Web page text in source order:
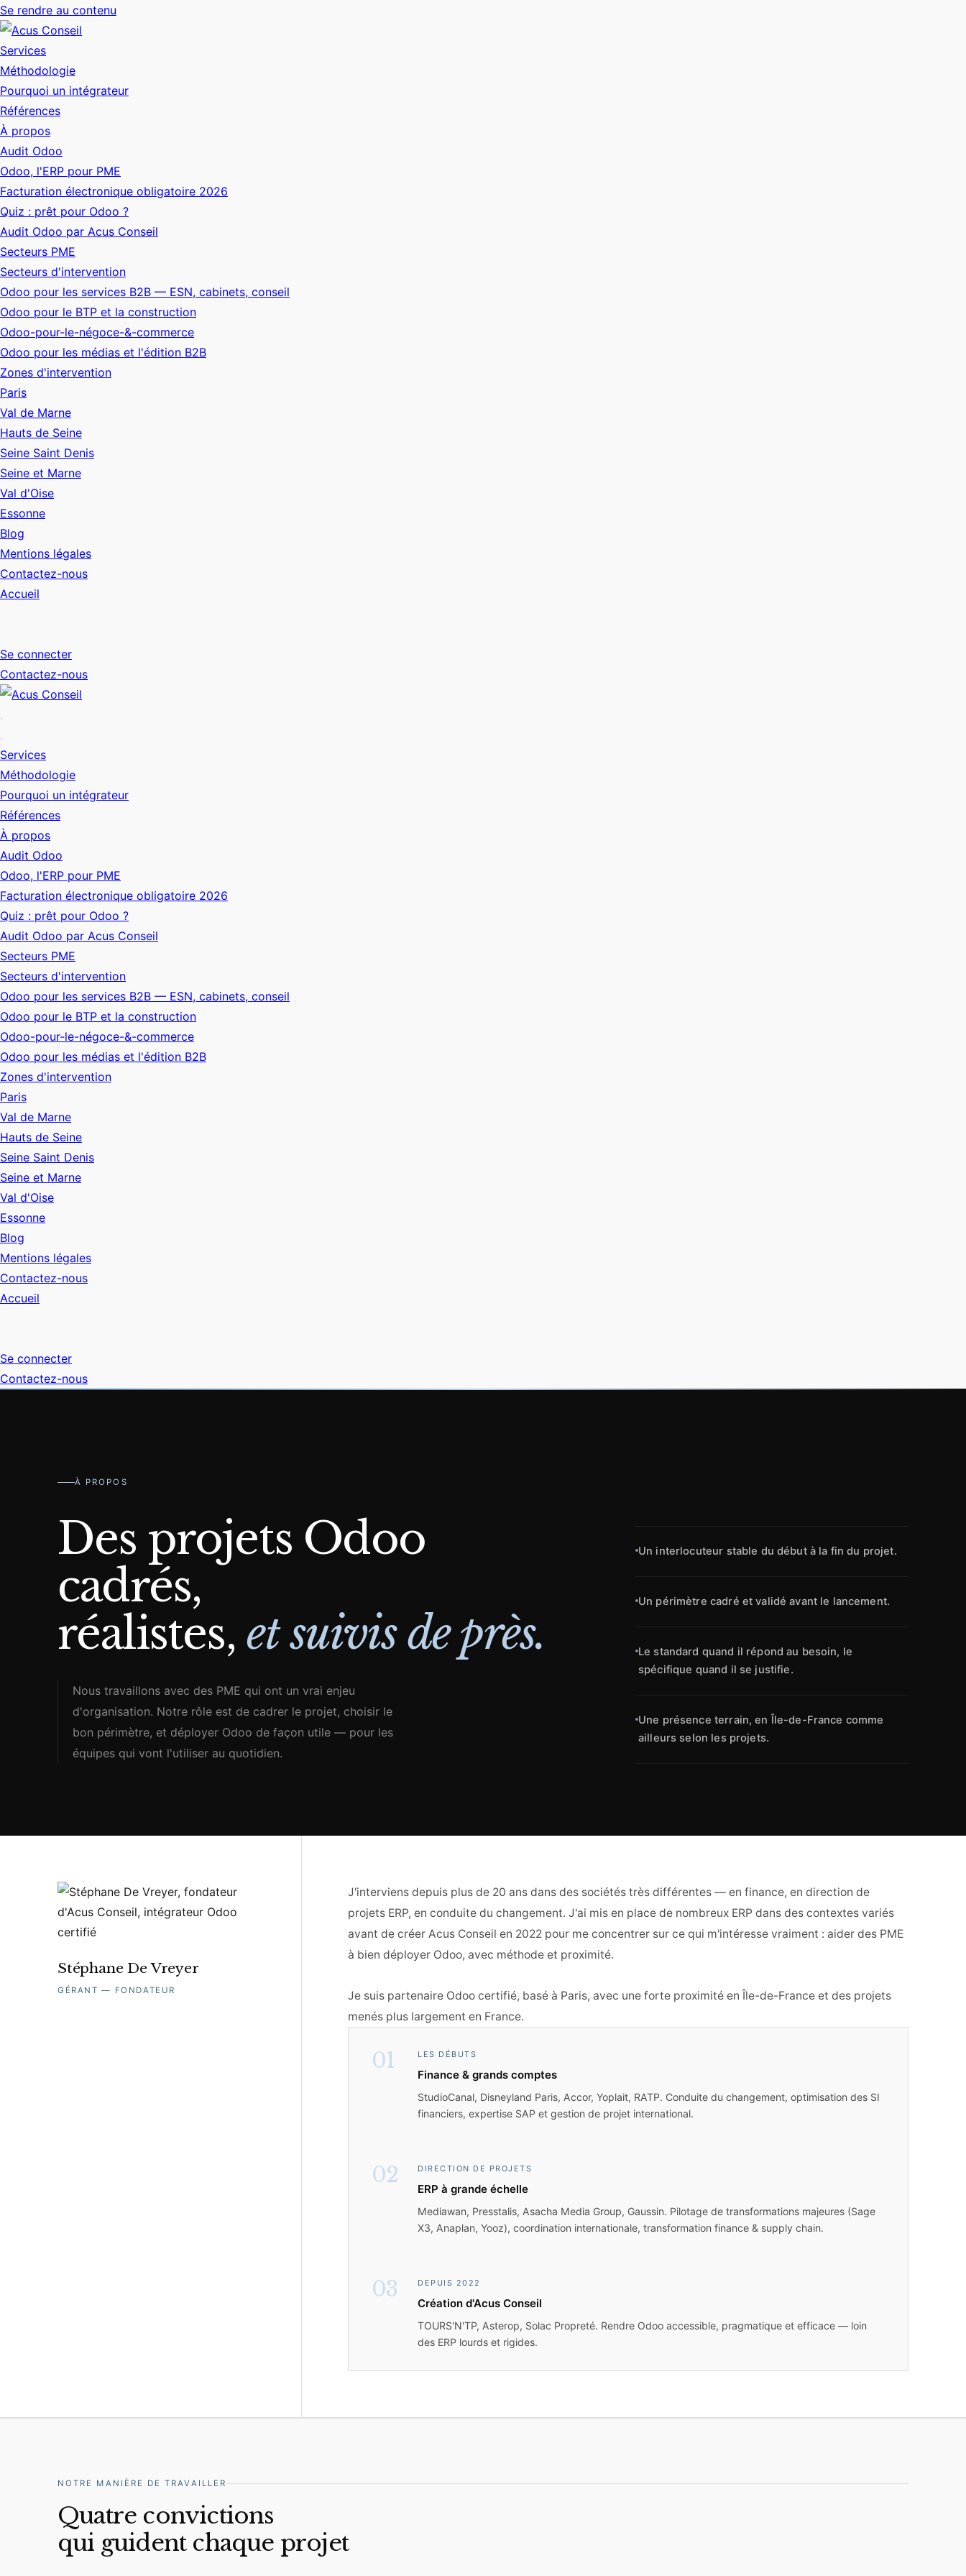
Se rendre au contenu
Services
Méthodologie
Pourquoi un intégrateur
Références
À propos
Audit Odoo
Odoo, l'ERP pour PME
Facturation électronique obligatoire 2026
Quiz : prêt pour Odoo ?
Audit Odoo par Acus Conseil
Secteurs PME
Secteurs d'intervention
Odoo pour les services B2B — ESN, cabinets, conseil
Odoo pour le BTP et la construction
Odoo-pour-le-négoce-&-commerce
Odoo pour les médias et l'édition B2B
Zones d'intervention
Paris
Val de Marne
Hauts de Seine
Seine Saint Denis
Seine et Marne
Val d'Oise
Essonne
Blog
Mentions légales
Contactez-nous
Accueil
Se connecter
Contactez-nous
Services
Méthodologie
Pourquoi un intégrateur
Références
À propos
Audit Odoo
Odoo, l'ERP pour PME
Facturation électronique obligatoire 2026
Quiz : prêt pour Odoo ?
Audit Odoo par Acus Conseil
Secteurs PME
Secteurs d'intervention
Odoo pour les services B2B — ESN, cabinets, conseil
Odoo pour le BTP et la construction
Odoo-pour-le-négoce-&-commerce
Odoo pour les médias et l'édition B2B
Zones d'intervention
Paris
Val de Marne
Hauts de Seine
Seine Saint Denis
Seine et Marne
Val d'Oise
Essonne
Blog
Mentions légales
Contactez-nous
Accueil
Se connecter
Contactez-nous
À PROPOS
Des projets Odoo
cadrés,
réalistes,et suivis de près.
Nous travaillons avec des PME qui ont un vrai enjeu
d'organisation. Notre rôle est de cadrer le projet, choisir le
bon périmètre, et déployer Odoo de façon utile — pour les
équipes qui vont l'utiliser au quotidien.
Un interlocuteur stable du début à la fin du projet.
Un périmètre cadré et validé avant le lancement.
Le standard quand il répond au besoin, le
spécifique quand il se justifie.
Une présence terrain, en Île-de-France comme
ailleurs selon les projets.
Stéphane De Vreyer
GÉRANT — FONDATEUR
J'interviens depuis plus de 20 ans dans des sociétés très différentes — en finance, en direction de
projets ERP, en conduite du changement. J'ai mis en place de nombreux ERP dans des contextes variés
avant de créer Acus Conseil en 2022 pour me concentrer sur ce qui m'intéresse vraiment : aider des PME
à bien déployer Odoo, avec méthode et proximité.
Je suis partenaire Odoo certifié, basé à Paris, avec une forte proximité en Île-de-France et des projets
menés plus largement en France.
01 LES DÉBUTS
Finance & grands comptes
StudioCanal, Disneyland Paris, Accor, Yoplait, RATP. Conduite du changement, optimisation des SI
financiers, expertise SAP et gestion de projet international.
02 DIRECTION DE PROJETS
ERP à grande échelle
Mediawan, Presstalis, Asacha Media Group, Gaussin. Pilotage de transformations majeures (Sage
X3, Anaplan, Yooz), coordination internationale, transformation finance & supply chain.
03 DEPUIS 2022
Création d'Acus Conseil
TOURS'N'TP, Asterop, Solac Propreté. Rendre Odoo accessible, pragmatique et efficace — loin
des ERP lourds et rigides.
NOTRE MANIÈRE DE TRAVAILLER
Quatre convictions
qui guident chaque projet